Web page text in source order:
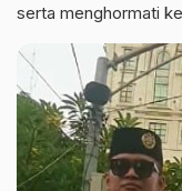
serta menghormati